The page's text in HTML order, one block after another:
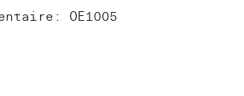
OE1005